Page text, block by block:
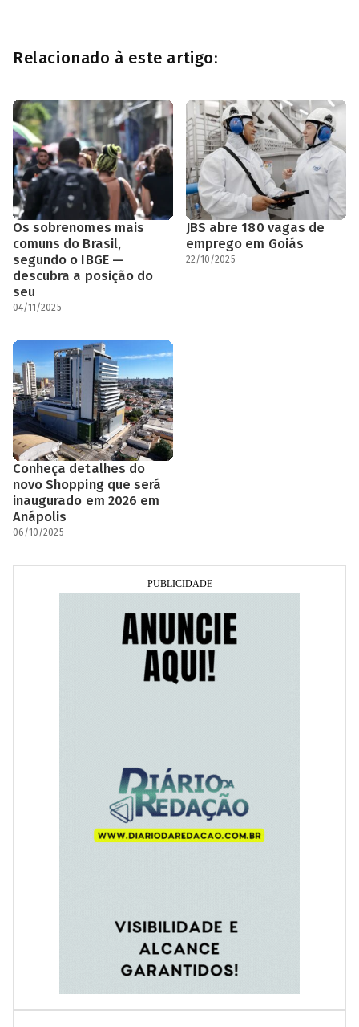
Relacionado à este artigo:
Os sobrenomes mais
comuns do Brasil,
segundo o IBGE —
descubra a posição do
seu
04/11/2025
JBS abre 180 vagas de
emprego em Goiás
22/10/2025
Conheça detalhes do
novo Shopping que será
inaugurado em 2026 em
Anápolis
06/10/2025